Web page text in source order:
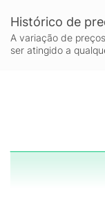
Histórico de
A variação de
ser atingido a